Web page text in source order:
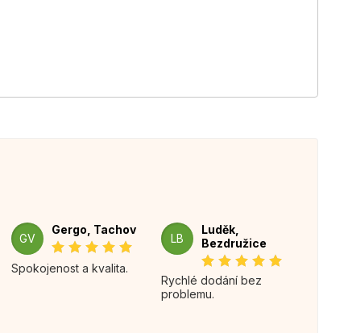
GV
Gergo, Tachov
Spokojenost a kvalita.
LB
Luděk,
Bezdružice
Rychlé dodání bez
problemu.